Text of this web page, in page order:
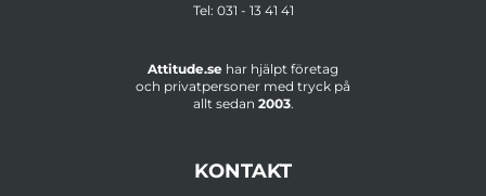
Tel: 031 - 13 41 41
Attitude.se har hjälpt företag
och privatpersoner med tryck på
allt sedan 2003.
KONTAKT